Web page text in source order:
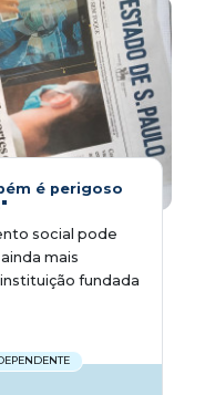
é perigoso
social pode
mais
fundada